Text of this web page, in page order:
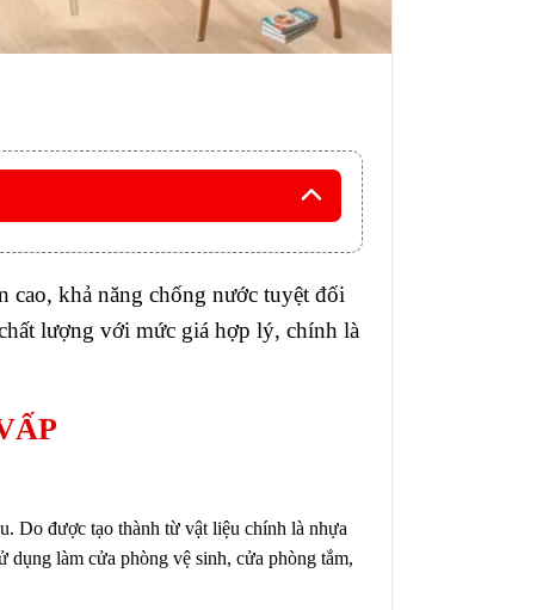
cao, khả năng chống nước tuyệt đối
lượng với mức giá hợp lý, chính là
Do được tạo thành từ vật liệu chính là nhựa
làm cửa phòng vệ sinh, cửa phòng tắm,